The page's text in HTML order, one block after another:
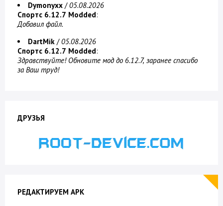
Dymonyxx /05.08.2026
Спортс 6.12.7 Modded:
Добавил файл.
DartMik /05.08.2026
Спортс 6.12.7 Modded:
Здравствуйте! Обновите мод до 6.12.7, заранее спасибо
за Ваш труд!
ДРУЗЬЯ
РЕДАКТИРУЕМ APK